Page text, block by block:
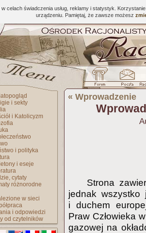
celach świadczenia usług, reklamy i statystyk.
urządzeniu. Pamiętaj, że zawsze możesz
i sekty
i Katolicyzm
i polityka
i eseje
cytaty
różnorodne
w sieci
i odpowiedzi
od czytelników
« Wprowadzenie
Strona
jednak wszystko
i duchem
Praw Człowieka
gazowej na